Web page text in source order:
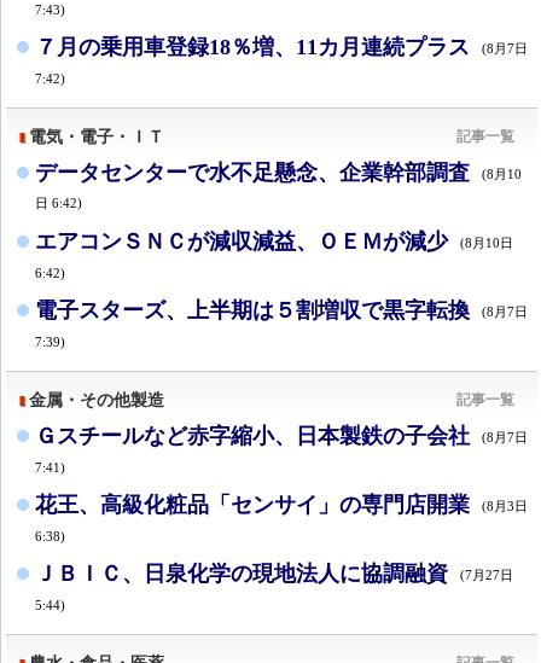
7:43)
７月の乗用車登録18％増、11カ月連続プラス (8月7日
7:42)
電気・電子・ＩＴ 記事一覧
データセンターで水不足懸念、企業幹部調査
(8月10
日 6:42)
エアコンＳＮＣが減収減益、ＯＥＭが減少 (8月10日
6:42)
電子スターズ、上半期は５割増収で黒字転換 (8月7日
7:39)
金属・その他製造 記事一覧
Ｇスチールなど赤字縮小、日本製鉄の子会社 (8月7日
7:41)
花王、高級化粧品「センサイ」の専門店開業 (8月3日
6:38)
ＪＢＩＣ、日泉化学の現地法人に協調融資 (7月27日
5:44)